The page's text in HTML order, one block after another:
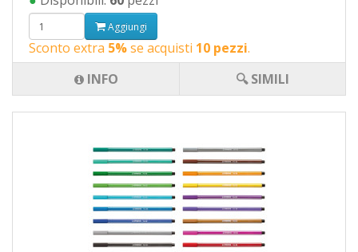
Aggiungi
Sconto extra 5%se acquisti 10 pezzi.
INFO
🔍 SIMILI